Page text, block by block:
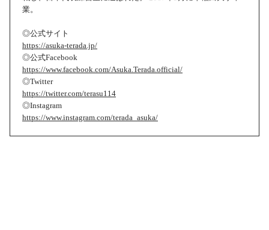
業。
◎公式サイト
https://asuka-terada.jp/
◎公式Facebook
https://www.facebook.com/Asuka.Terada.official/
◎Twitter
https://twitter.com/terasu114
◎Instagram
https://www.instagram.com/terada_asuka/